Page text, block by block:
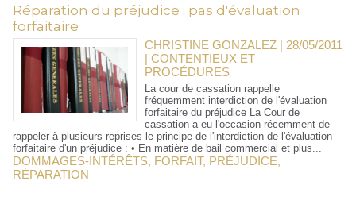
Réparation du préjudice : pas d'évaluation
forfaitaire
CHRISTINE GONZALEZ | 28/05/2011
|CONTENTIEUX ET
PROCÉDURES
La cour de cassation rappelle
fréquemment interdiction de l'évaluation
forfaitaire du préjudice La Cour de
cassation a eu l'occasion récemment de
rappeler à plusieurs reprises le principe de l'interdiction de l'évaluation
forfaitaire d'un préjudice : • En matière de bail commercial et plus...
DOMMAGES-INTÉRÊTS, FORFAIT, PRÉJUDICE,
RÉPARATION